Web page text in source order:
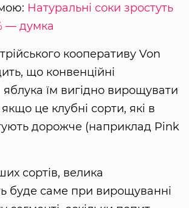
Натуральні соки зростуть
— думка
кооперативу Von
що конвенційні
яблука їм вигідно вирощувати
якщо це клубні сорти, які в
дорожче (наприклад Pink
сортів, велика
буде саме при вирощуванні